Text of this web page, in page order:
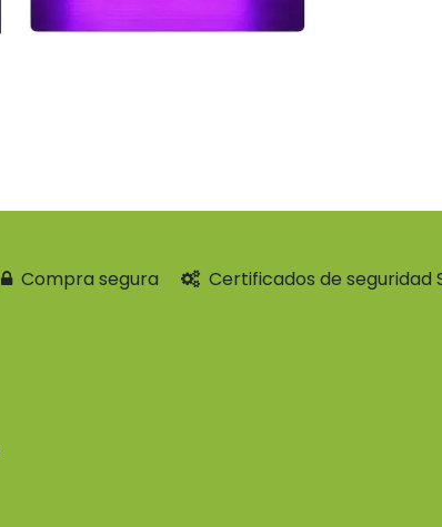
Compra segura Certificados de seguridad